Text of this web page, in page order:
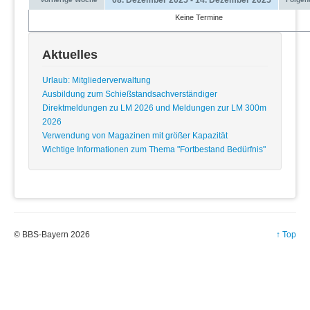
Keine Termine
Aktuelles
Urlaub: Mitgliederverwaltung
Ausbildung zum Schießstandsachverständiger
Direktmeldungen zu LM 2026 und Meldungen zur LM 300m
2026
Verwendung von Magazinen mit größer Kapazität
Wichtige Informationen zum Thema "Fortbestand Bedürfnis"
↑ Top
© BBS-Bayern 2026